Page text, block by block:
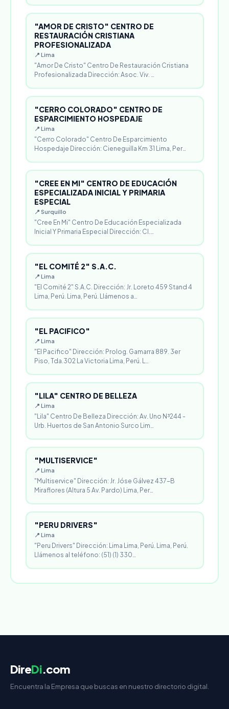
"AMOR DE CRISTO" CENTRO DE
RESTAURACIÓN CRISTIANA
PROFESIONALIZADA
📍 Lima
"Amor De Cristo" Centro De Restauración Cristiana
Profesionalizada Dirección: Asoc. Viv. …
"CERRO COLORADO" CENTRO DE
ESPARCIMIENTO HOSPEDAJE
📍 Lima
"Cerro Colorado" Centro De Esparcimiento
Hospedaje Dirección: Cieneguilla Km 31 Lima, Per…
"CREE EN MI" CENTRO DE EDUCACIÓN
ESPECIALIZADA INICIAL Y PRIMARIA
ESPECIAL
📍 Surquillo
"Cree En Mi" Centro De Educación Especializada
Inicial Y Primaria Especial Dirección: Cl.…
"EL COMITÉ 2" S.A.C.
📍 Lima
"El Comité 2" S.A.C. Dirección: Jr. Loreto 459 Stand 4
Lima, Perú. Lima, Perú. Llámenos a…
"EL PACIFICO"
📍 Lima
"El Pacifico" Dirección: Prolog. Gamarra 889. 3er
Piso, Tda.302 La Victoria Lima, Perú. L…
"LILA" CENTRO DE BELLEZA
📍 Lima
"Lila" Centro De Belleza Dirección: Av. Uno N³244 -
Urb. Huertos de San Antonio Surco Lim…
"MULTISERVICE"
📍 Lima
"Multiservice" Dirección: Jr. Jóse Gálvez 437-B
Miraflores (Altura 5 Av. Pardo) Lima, Per…
"PERU DRIVERS"
📍 Lima
"Peru Drivers" Dirección: Lima Lima, Perú. Lima, Perú.
Llámenos al teléfono: (51) (1) 330…
DireDi.com
Encuentra la Empresa que buscas en nuestro directorio digital.